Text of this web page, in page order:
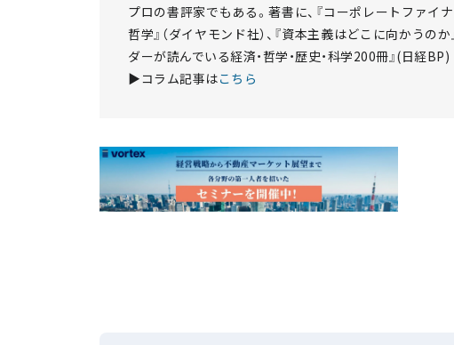
プロの書評家でもある。著書に、『コーポレートファイナ
哲学』（ダイヤモンド社）、『資本主義はどこに向かうの
ダーが読んでいる経済・哲学・歴史・科学200冊』(日経BP)
▶コラム記事はこちら